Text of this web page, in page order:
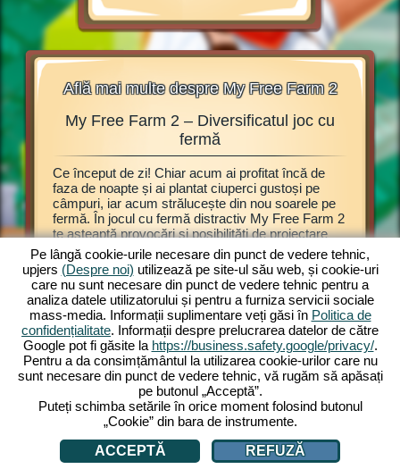
Află mai multe despre My Free Farm 2
joc
este
poți
cu
My Free Farm 2 – Diversificatul joc cu
fermă
Ce început de zi! Chiar acum ai profitat încă de
faza de noapte și ai plantat ciuperci gustoși pe
câmpuri, iar acum strălucește din nou soarele pe
fermă. În jocul cu fermă distractiv My Free Farm 2
te așteaptă provocări și posibilități de proiectare
grozave. Modul de noapte este doar una dintre
numeroasele opțiuni de joc. Savurează jocul My
Free Farm 2 acum și pe calculator. Varianta
browser îți oferă experiențe de joc cu fermă
captivante. Ține și crește animale, cultivă
câmpurile, adună recolta și produ mărfuri
delicioase pentru clienți. Înregistrează-te gratis și
joacă acum!
poți
plante
de
mărfuri
te
ferma,
obținute
Pe lângă cookie-urile necesare din punct de vedere tehnic,
upjers (Despre noi) utilizează pe site-ul său web, și cookie-uri
care nu sunt necesare din punct de vedere tehnic pentru a
analiza datele utilizatorului și pentru a furniza servicii sociale
mass-media. Informații suplimentare veți găsi în Politica de
confidențialitate. Informații despre prelucrarea datelor de către
Google pot fi găsite la https://business.safety.google/privacy/.
Pentru a da consimțământul la utilizarea cookie-urilor care nu
sunt necesare din punct de vedere tehnic, vă rugăm să apăsați
pe butonul „Acceptă”.
Puteți schimba setările în orice moment folosind butonul
„Cookie” din bara de instrumente.
ACCEPTĂ
REFUZĂ